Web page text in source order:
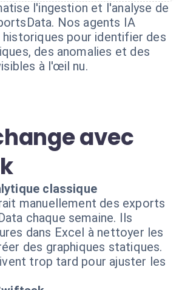
l'ingestion et l'analyse de
Nos agents IA
pour identifier des
des anomalies et des
à l'œil nu.
avec
classique
manuellement des exports
chaque semaine. Ils
dans Excel à nettoyer les
des graphiques statiques.
trop tard pour ajuster les